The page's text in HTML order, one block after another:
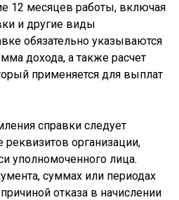
12 месяцев работы, включая
и другие виды
обязательно указываются
дохода, а также расчет
применяется для выплат
справки следует
реквизитов организации,
уполномоченного лица.
суммах или периодах
отказа в начислении